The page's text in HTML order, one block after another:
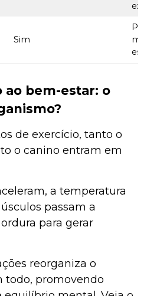
Sim
ao bem-estar: o
de exercício, tanto o
o canino entram em
a temperatura
passam a
para gerar
reorganiza o
todo, promovendo